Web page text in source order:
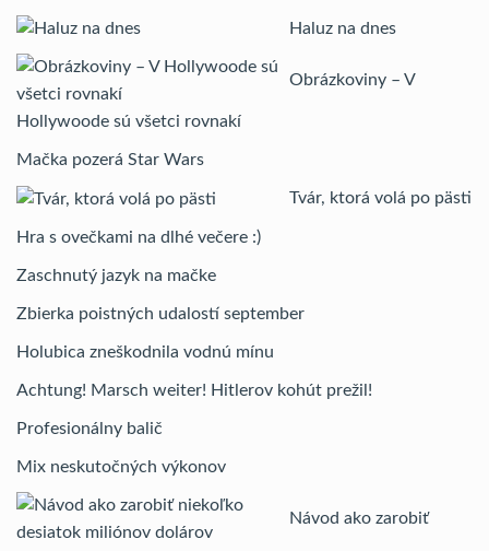
Haluz na dnes
Obrázkoviny – V
Hollywoode sú všetci rovnakí
Mačka pozerá Star Wars
Tvár, ktorá volá po pästi
Hra s ovečkami na dlhé večere :)
Zaschnutý jazyk na mačke
Zbierka poistných udalostí september
Holubica zneškodnila vodnú mínu
Achtung! Marsch weiter! Hitlerov kohút prežil!
Profesionálny balič
Mix neskutočných výkonov
Návod ako zarobiť